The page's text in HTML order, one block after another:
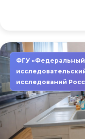
ФГУ «Федеральный
исследований